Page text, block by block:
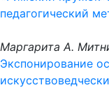
педагогический
Маргарита А.
Экспонирование